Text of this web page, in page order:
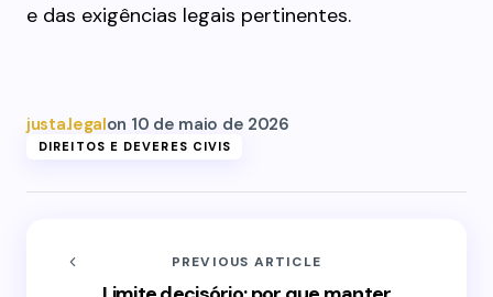
e das exigências legais pertinentes.
justa.legalon 10 de maio de 2026
DIREITOS E DEVERES CIVIS
PREVIOUS ARTICLE